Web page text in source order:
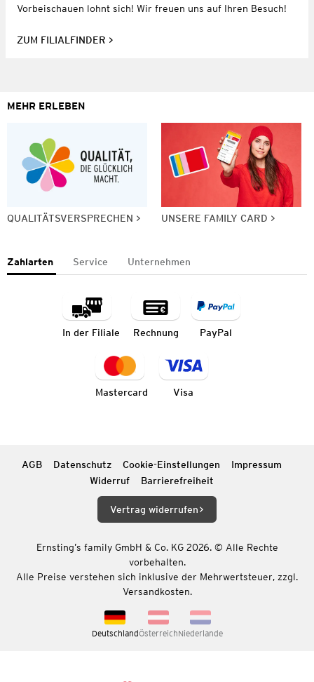
Vorbeischauen lohnt sich! Wir freuen uns auf Ihren Besuch!
ZUM FILIALFINDER
MEHR ERLEBEN
QUALITÄTSVERSPRECHEN UNSERE FAMILY CARD
Zahlarten Service Unternehmen
In der Filiale Rechnung PayPal
Mastercard Visa
AGB Datenschutz Cookie-Einstellungen
Impressum
Widerruf
Barrierefreiheit
Vertrag widerrufen
Ernsting’s family GmbH & Co. KG 2026. © Alle Rechte
vorbehalten.
Alle Preise verstehen sich inklusive der Mehrwertsteuer, zzgl.
Versandkosten.
DeutschlandÖsterreichNiederlande